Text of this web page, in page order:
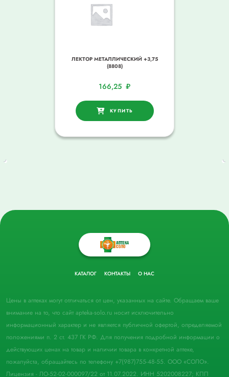
ЛЕКТОР МЕТАЛЛИЧЕСКИЙ +3,75
(8808)
166,25 ₽
КУПИТЬ
КАТАЛОГ КОНТАКТЫ О НАС
Цены в аптеках могут отличаться от цен, указанных на сайте. Обращаем ваше
внимание на то, что сайт apteka-solo.ru носит исключительно
информационный характер и не является публичной офертой, определяемой
положениями п. 2 ст. 437 ГК РФ. Для получения подробной информации о
действующих ценах на товар и наличии товара в конкретной аптеке,
пожалуйста, обращайтесь по телефону +7(987)755-48-55. ООО «СОЛО».
Лицензия - ЛО-52-02-000097/22 от 11.07.2022. ИНН 5202008227; КПП